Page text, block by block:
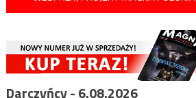
Darczyńcy - 6.08.2026